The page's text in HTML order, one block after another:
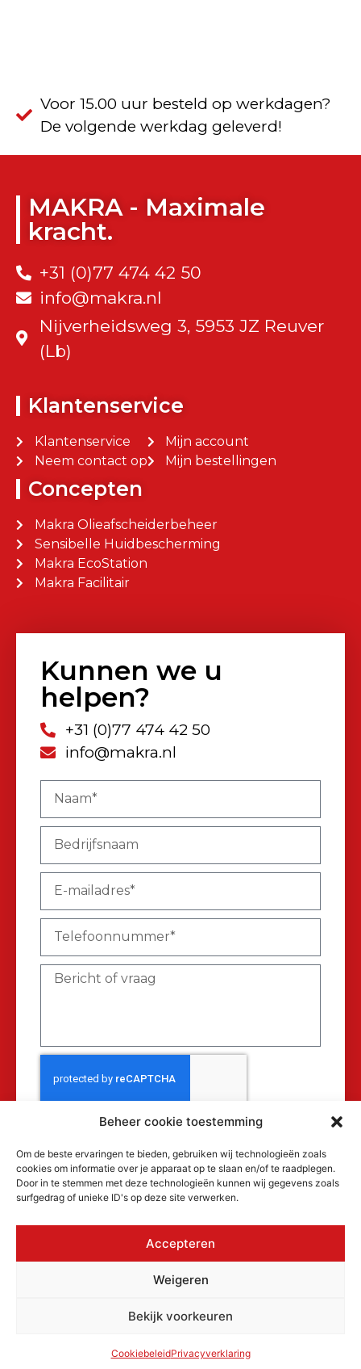
Beheer cookie toestemming
Om de beste ervaringen te bieden, gebruiken wij technologieën zoals
cookies om informatie over je apparaat op te slaan en/of te raadplegen.
Door in te stemmen met deze technologieën kunnen wij gegevens zoals
surfgedrag of unieke ID's op deze site verwerken.
Accepteren
Weigeren
Bekijk voorkeuren
CookiebeleidPrivacyverklaring
Voor 15.00 uur besteld op werkdagen?
De volgende werkdag geleverd!
MAKRA - Maximale
kracht.
+31 (0)77 474 42 50
info@makra.nl
Nijverheidsweg 3, 5953 JZ Reuver
(Lb)
Klantenservice
Klantenservice
Neem contact op
Mijn account
Mijn bestellingen
Concepten
Makra Olieafscheiderbeheer
Sensibelle Huidbescherming
Makra EcoStation
Makra Facilitair
Kunnen we u
helpen?
+31 (0)77 474 42 50
info@makra.nl
Verzenden
© 2026 MAKRA Benelux, alle rechten
Cookiebeleid
Algemene voorwaarden